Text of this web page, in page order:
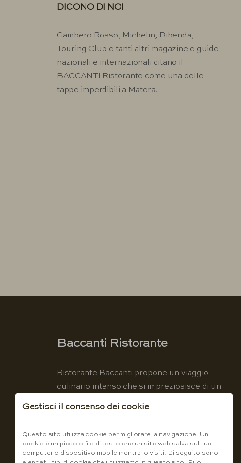
DICONO DI NOI
Gambero Rosso, Michelin, Bibenda,
Touring Club e tanti altri magazine e guide
nazionali e internazionali citano il
BACCANTI Ristorante come una delle
tappe imperdibili a Matera.
Baccanti Ristorante
Ristorante Baccanti propone un viaggio
culinario intenso che si impreziosisce di un
Gestisci il consenso dei cookie
Questo sito utilizza cookie per migliorare la navigazione. Un
cookie è un piccolo file di testo che un sito web salva sul tuo
computer o dispositivo mobile mentre lo visiti. Di seguito sono